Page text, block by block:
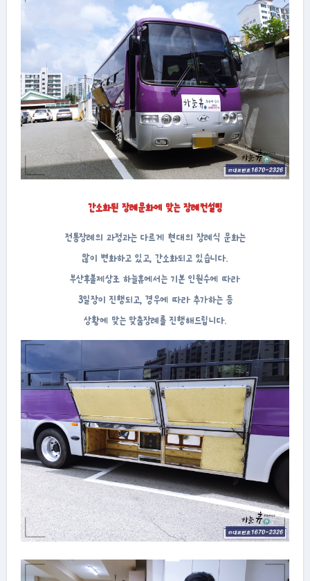
간소화된 장례문화에 맞는 장례컨설팅
전통장례의 과정과는 다르게 현대의 장례식 문화는
많이 변화하고 있고, 간소화되고 있습니다.
부산후불제상조 하늘휴에서는 기본 인원수에 따라
3일장이 진행되고, 경우에 따라 추가하는 등
상황에 맞는 맞춤장례를 진행해드립니다.